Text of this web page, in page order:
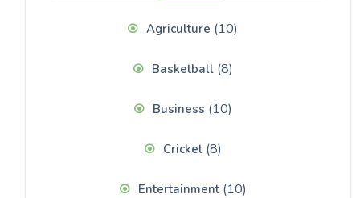
Agriculture (10)
Basketball(8)
Business (10)
Cricket(8)
Entertainment(10)